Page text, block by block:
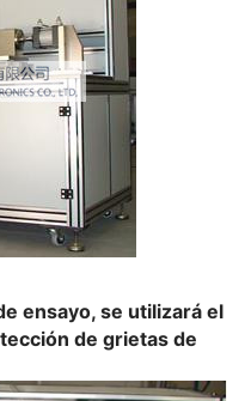
ensayo, se utilizará el
de grietas de